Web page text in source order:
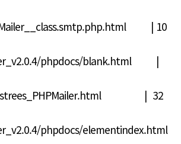
| 10
phpdocs/blank.html |
| 32
phpdocs/elementindex.html